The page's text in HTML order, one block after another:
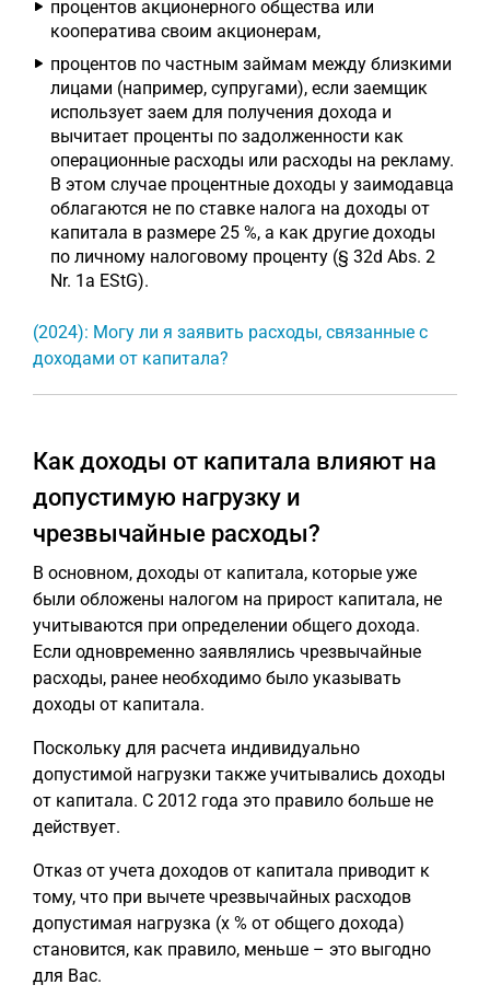
процентов акционерного общества или
кооператива своим акционерам,
процентов по частным займам между близкими
лицами (например, супругами), если заемщик
использует заем для получения дохода и
вычитает проценты по задолженности как
операционные расходы или расходы на рекламу.
В этом случае процентные доходы у заимодавца
облагаются не по ставке налога на доходы от
капитала в размере 25 %, а как другие доходы
по личному налоговому проценту (§ 32d Abs. 2
Nr. 1a EStG).
(2024): Могу ли я заявить расходы, связанные с
доходами от капитала?
Как доходы от капитала влияют на
допустимую нагрузку и
чрезвычайные расходы?
В основном, доходы от капитала, которые уже
были обложены налогом на прирост капитала, не
учитываются при определении общего дохода.
Если одновременно заявлялись чрезвычайные
расходы, ранее необходимо было указывать
доходы от капитала.
Поскольку для расчета индивидуально
допустимой нагрузки также учитывались доходы
от капитала. С 2012 года это правило больше не
действует.
Отказ от учета доходов от капитала приводит к
тому, что при вычете чрезвычайных расходов
допустимая нагрузка (x % от общего дохода)
становится, как правило, меньше – это выгодно
для Вас.